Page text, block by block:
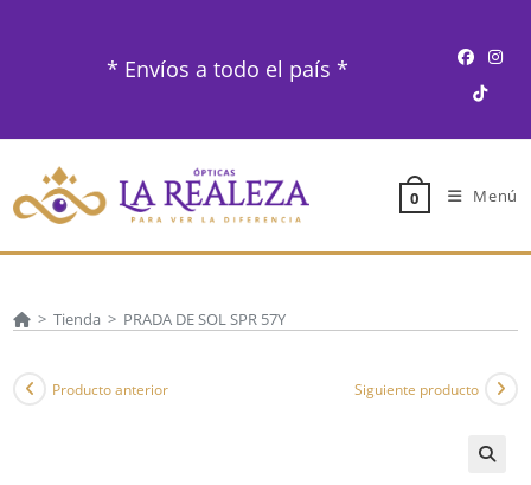
* Envíos a todo el país *
0 Menú
> Tienda > PRADA DE SOL SPR 57Y
Producto anterior Siguiente producto